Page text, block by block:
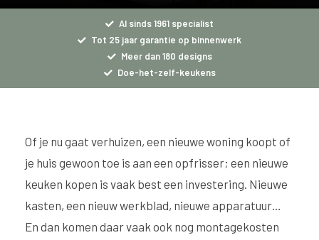
Al sinds 1961 specialist
Tot 25 jaar garantie op binnenwerk
Meer dan 180 designs
Doe-het-zelf-keukens
Of je nu gaat verhuizen, een nieuwe woning koopt of
je huis gewoon toe is aan een opfrisser; een nieuwe
keuken kopen is vaak best een investering. Nieuwe
kasten, een nieuw werkblad, nieuwe apparatuur…
En dan komen daar vaak ook nog montagekosten